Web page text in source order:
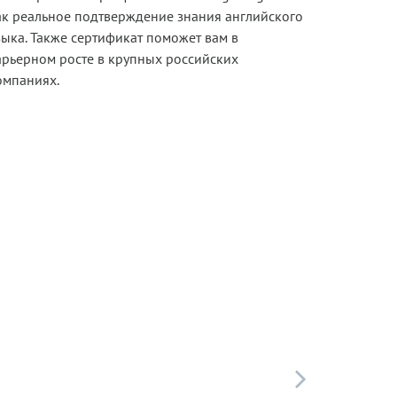
реальное подтверждение знания английского
Также сертификат поможет вам в
росте в крупных российских
